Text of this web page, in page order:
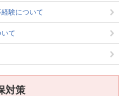
験について
て
対策